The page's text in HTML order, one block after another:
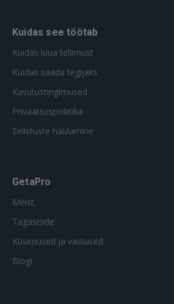
Kuidas see töötab
Kuidas luua tellimust
Kuidas saada tegijaks
Kasutustingimused
Privaatsuspoliitika
Eelistuste haldamine
GetaPro
Meist
Tagasiside
Küsimused ja vastused
Blogi